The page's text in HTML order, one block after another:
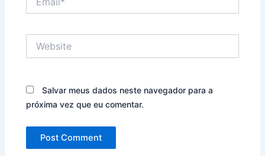
Salvar meus dados neste navegador para a
próxima vez que eu comentar.